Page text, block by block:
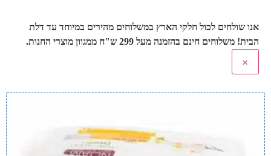
אנו שולחים לכול חלקי הארץ במשלוחים מהירים במיוחד עד דלת
הבית! משלוחים חינם בהזמנה מעל 299 ש"ח ממגוון מוצרי החנות.
×